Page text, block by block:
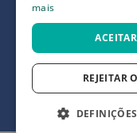
Suplementos
Ligaduras,
7SKIN LDA 2026 -
mais
REJEITAR